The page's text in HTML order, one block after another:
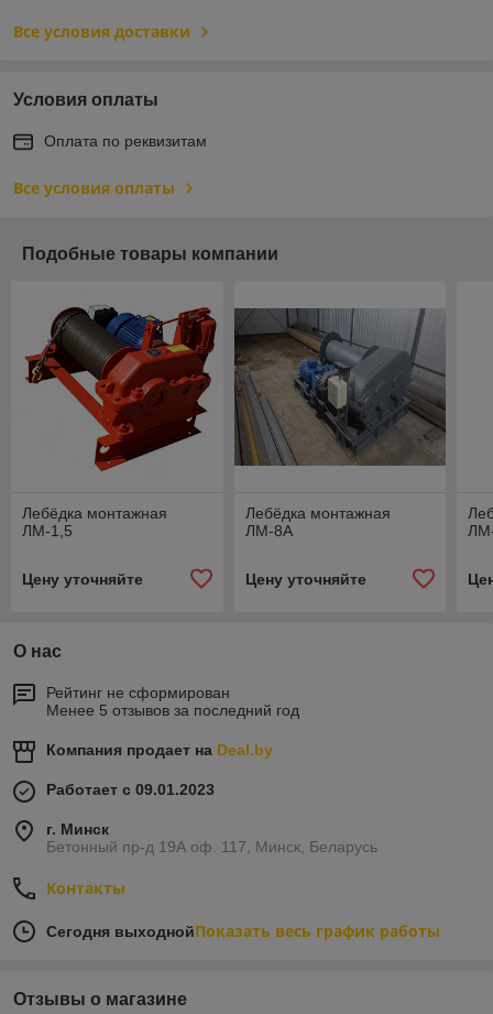
Все условия доставки
Условия оплаты
Оплата по реквизитам
Все условия оплаты
Подобные товары компании
Лебёдка монтажная
ЛМ-1,5
Цену уточняйте
Лебёдка монтажная
ЛМ-8А
Цену уточняйте
О нас
Рейтинг не сформирован
Менее 5 отзывов за последний год
Компания продает на Deal.by
Работает с 09.01.2023
г. Минск
Бетонный пр-д 19А оф. 117, Минск, Беларусь
Контакты
Сегодня выходнойПоказать весь график работы
Отзывы о магазине